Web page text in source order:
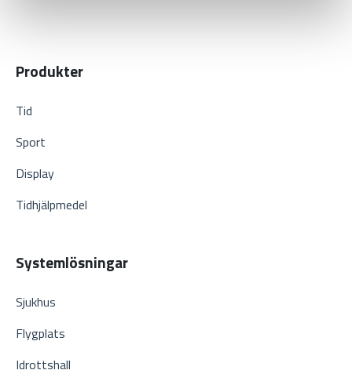
Produkter
Tid
Sport
Display
Tidhjälpmedel
Systemlösningar
Sjukhus
Flygplats
Idrottshall